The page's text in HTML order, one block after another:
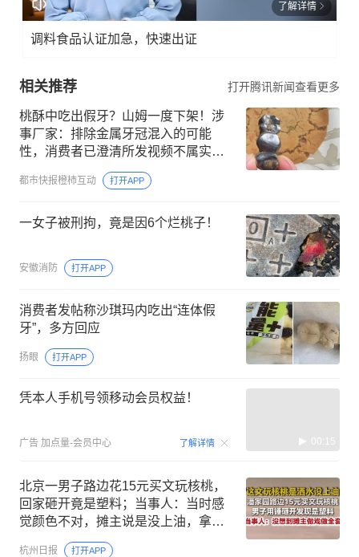
了解详情
调料食品认证加急，快速出证
相关推荐 打开腾讯新闻查看更多
桃酥中吃出假牙？山姆一度下架！涉
事厂家：排除金属牙冠混入的可能
性，消费者已澄清所发视频不属实，
主动删除，因涉及高龄老人，予以谅
解
都市快报橙柿互动 打开APP
一女子被刑拘，竟是因6个烂桃子！
安徽消防 打开APP
消费者发帖称沙琪玛内吃出“连体假
牙”，多方回应
扬眼 打开APP
凭本人手机号领移动会员权益！
广告 加点量-会员中心 了解详情 00:15
北京一男子路边花15元买文玩核桃，
回家砸开竟是塑料；当事人：当时感
觉颜色不对，摊主说是没上油，拿回
去晒几天就好，没想到她做戏做全套
杭州日报 打开APP